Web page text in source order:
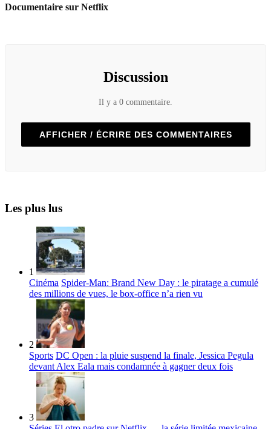
Documentaire sur Netflix
Discussion
Il y a 0 commentaire.
AFFICHER / ÉCRIRE DES COMMENTAIRES
Les plus lus
1
Cinéma Spider-Man: Brand New Day : le piratage a cumulé
des millions de vues, le box-office n’a rien vu
2
Sports DC Open : la pluie suspend la finale, Jessica Pegula
devant Alex Eala mais condamnée à gagner deux fois
3